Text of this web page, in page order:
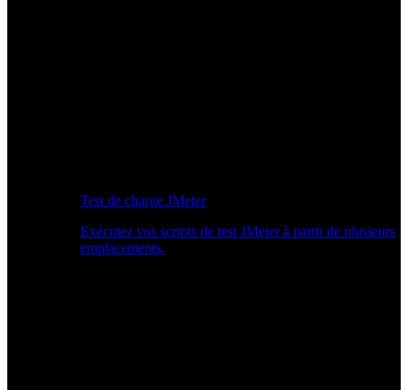
Test de charge JMeter
Exécutez vos scripts de test JMeter à partir de plusieurs
emplacements.